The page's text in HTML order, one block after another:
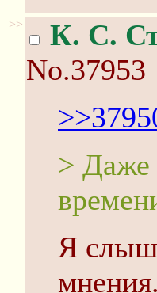
>> К. С.
No.37953
> Даже
Я
мнения.